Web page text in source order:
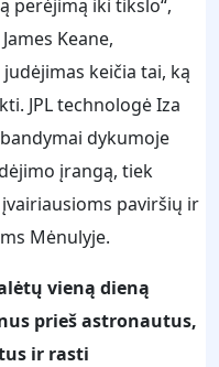
perėjimą iki tikslo“,
Keane,
keičia tai, ką
JPL technologė Iza
dykumoje
įrangą, tiek
paviršių ir
Mėnulyje.
vieną dieną
prieš astronautus,
ir rasti